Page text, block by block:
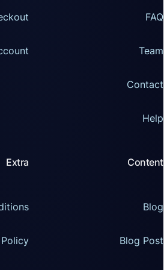
FAQ
Team
Contact
Help
Content
Blog
Blog Post
Extra